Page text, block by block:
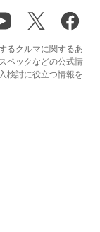
るクルマに関するあ
ペックなどの公式情
検討に役立つ情報を